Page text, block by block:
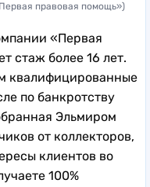
правовая помощь»)
«Первая
стаж более 16 лет.
квалифицированные
по банкротству
Эльмиром
от коллекторов,
клиентов во
100%